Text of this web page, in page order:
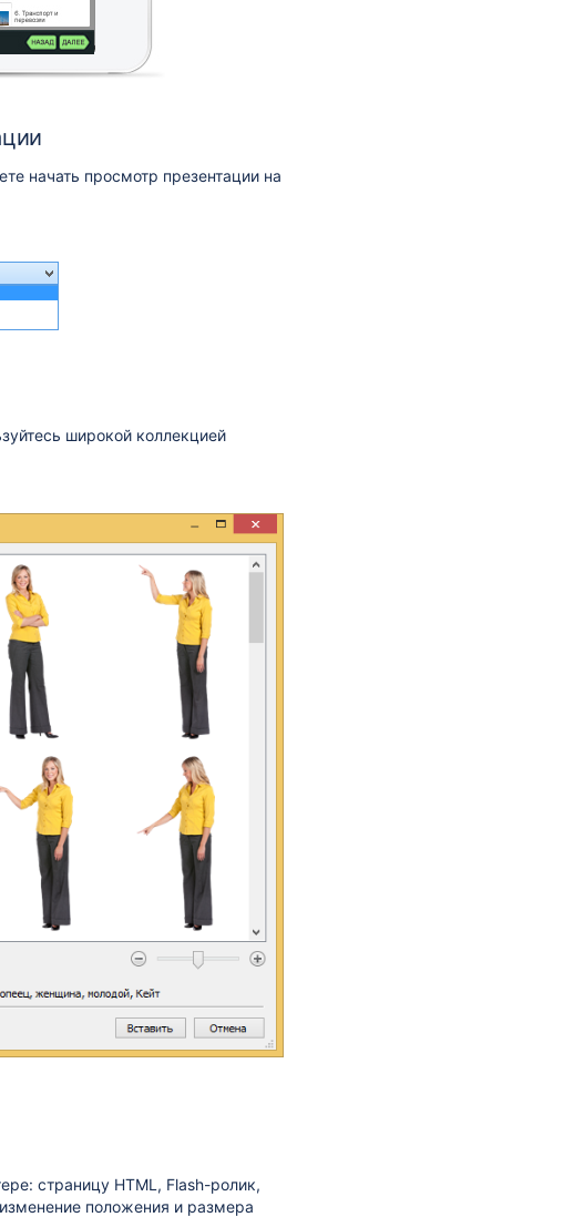
начать просмотр презентации на
широкой коллекцией
страницу HTML, Flash-ролик,
положения и размера